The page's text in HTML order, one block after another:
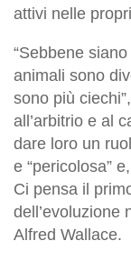
attivi nelle
“Sebbene
animali sono
sono più
all’arbitrio e al
dare loro un
e “pericolosa”
Ci pensa il
dell’evoluzione
Alfred Wallace.